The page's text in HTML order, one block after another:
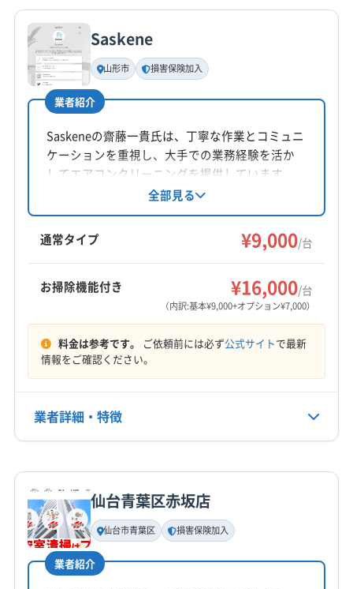
基本情報
代表者名
市原一秀
所在地
宮城県仙台市泉区八乙女中央4-1-12
対応地域
仙台市宮城野区
仙台市青葉区
仙台市泉区
仙台市太白区 塩竈市 多賀城市
名取市
宮城郡利府町
9:00〜21:00
定休日
電話番号
公式HP
公式サイトを見る
Saskene
山形市 損害保険加入
業者紹介
Saskeneの齋藤一貴氏は、丁寧な作業とコミュニ
ケーションを重視し、大手での業務経験を活か
してエアコンクリーニングを提供しています。
複数台割引や損害保険加入といったサービスが
特徴です。山形市を中心に宮城県、福島県の一
部エリアにも対応しています。
全部見る
通常タイプ ¥9,000/台
お掃除機能付き ¥16,000/台
（内訳:基本¥9,000+オプション¥7,000）
料金は参考です。 ご依頼前には必ず公式サイトで最新
情報をご確認ください。
業者詳細・特徴
基本情報
代表者名
齋藤一貴
所在地
仙台青葉区赤坂店
仙台市青葉区 損害保険加入
業者紹介